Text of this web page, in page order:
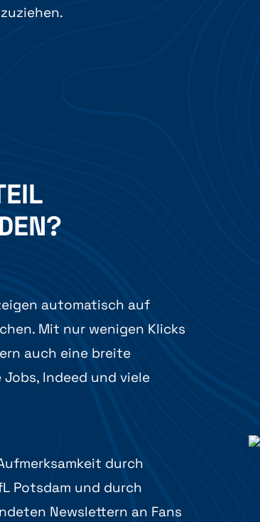
automatisch auf
Mit nur wenigen Klicks
auch eine breite
Indeed und viele
durch
Potsdam und durch
Newslettern an Fans